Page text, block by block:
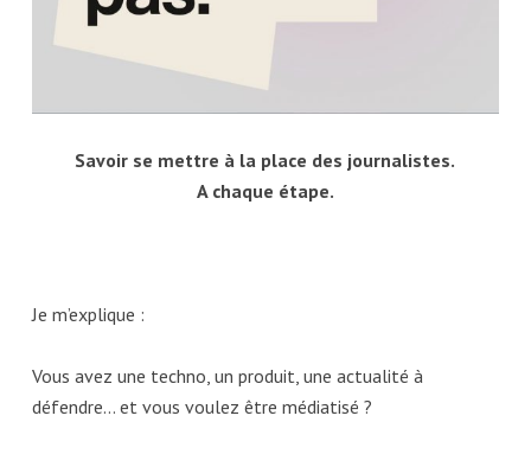
Savoir se mettre à la place des journalistes.
A chaque étape.
Je m’explique :
Vous avez une techno, un produit, une actualité à
défendre… et vous voulez être médiatisé ?